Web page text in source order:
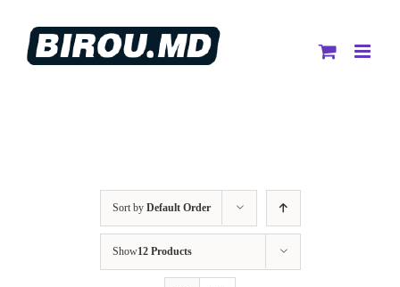
content
Sort by Default Order
Show12 Products